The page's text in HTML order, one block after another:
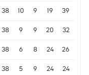
38 10 9 19 39
38 9 9 20 32
38 6 8 24 26
38 5 9 24 24